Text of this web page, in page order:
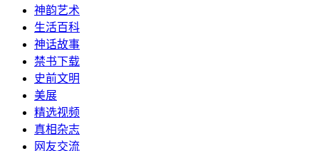
神韵艺术
生活百科
神话故事
禁书下载
史前文明
美展
精选视频
真相杂志
网友交流